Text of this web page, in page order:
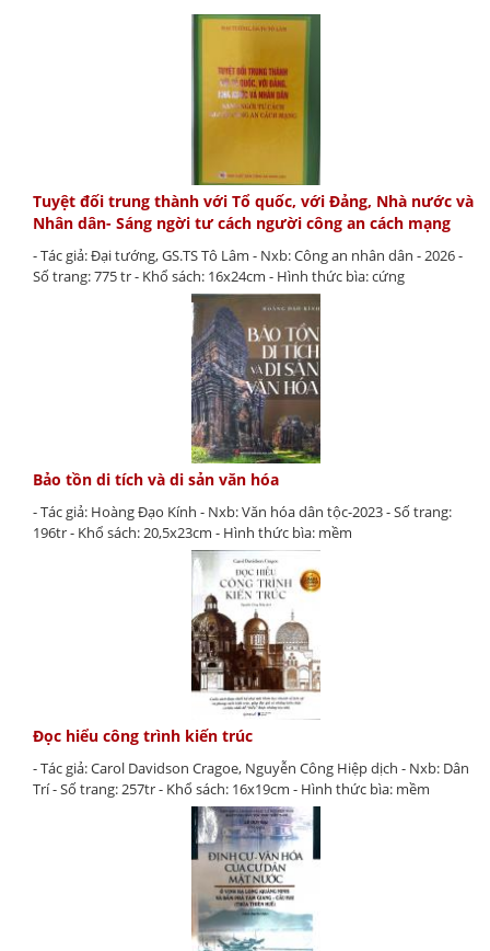
Tuyệt đối trung thành với Tổ quốc, với Đảng, Nhà nước và
Nhân dân- Sáng ngời tư cách người công an cách mạng
- Tác giả: Đại tướng, GS.TS Tô Lâm - Nxb: Công an nhân dân - 2026 -
Số trang: 775 tr - Khổ sách: 16x24cm - Hình thức bìa: cứng
Bảo tồn di tích và di sản văn hóa
- Tác giả: Hoàng Đạo Kính - Nxb: Văn hóa dân tộc-2023 - Số trang:
196tr - Khổ sách: 20,5x23cm - Hình thức bìa: mềm
Đọc hiểu công trình kiến trúc
- Tác giả: Carol Davidson Cragoe, Nguyễn Công Hiệp dịch - Nxb: Dân
Trí - Số trang: 257tr - Khổ sách: 16x19cm - Hình thức bìa: mềm